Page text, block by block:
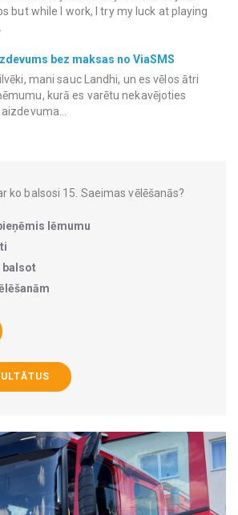
but while I work, I try my luck at playing
bez maksas no ViaSMS
mani sauc Landhi, un es vēlos ātri
kurā es varētu nekavējoties
ko balsosi 15. Saeimas vēlēšanās?
lēmumu
balsot